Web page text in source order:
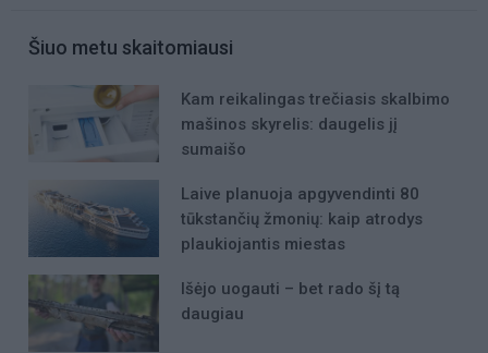
Šiuo metu skaitomiausi
Kam reikalingas trečiasis skalbimo
mašinos skyrelis: daugelis jį
sumaišo
Laive planuoja apgyvendinti 80
tūkstančių žmonių: kaip atrodys
plaukiojantis miestas
Išėjo uogauti – bet rado šį tą
daugiau